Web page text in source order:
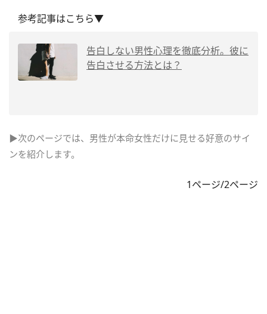
参考記事はこちら▼
告白しない男性心理を徹底分析。彼に
告白させる方法とは？
▶次のページでは、男性が本命女性だけに見せる好意のサイ
ンを紹介します。
1ページ/2ページ